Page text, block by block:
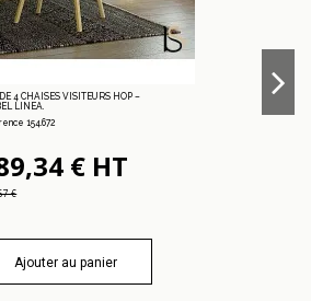
4 CHAISES VISITEURS HOP –
LINEA.
154.672
€ HT
€
Ajouter au panier